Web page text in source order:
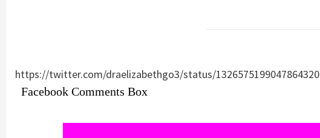
https://twitter.com/draelizabethgo3/status/1326575199047864320
Facebook Comments Box